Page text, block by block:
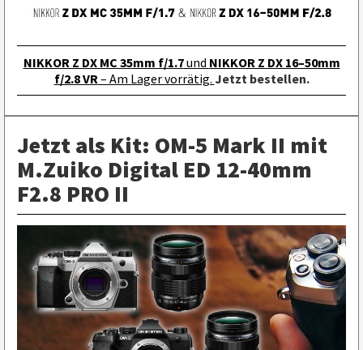
NIKKOR Z DX MC 35mm f/1.7und NIKKOR Z DX 16–50mm
f/2.8 VR– Am Lager vorrätig. Jetzt bestellen.
Jetzt als Kit: OM-5 Mark II mit
M.Zuiko Digital ED 12-40mm
F2.8 PRO II